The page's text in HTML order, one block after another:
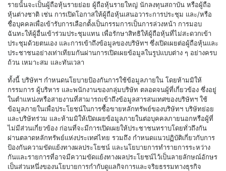
รายนั้นจะเป็นผู้ถือหุ้นรายย่อย ผู้ถือหุ้นรายใหญ่ นักลงทุนสถาบัน หรือผู้ถือ
หุ้นต่างชาติ เช่น การเปิดโอกาสให้ผู้ถือหุ้นเสนอวาระการประชุม และ/หรือ
ชื่อบุคคลเพื่อเข้ารับการเลือกตั้งเป็นกรรมการเป็นการล่วงหน้า การมอบ
ฉันทะให้ผู้อื่นเข้าร่วมประชุมแทน เพื่อรักษาสิทธิให้ผู้ถือหุ้นที่ไม่สะดวกเข้า
ประชุมด้วยตนเอง และการเข้าถึงข้อมูลของบริษัทฯ ซึ่งเปิดเผยต่อผู้ถือหุ้นและ
ประชาชนอย่างเท่าเทียมกันผ่านการเปิดเผยข้อมูลในรูปแบบต่าง ๆ อย่างครบ
ถ้วน เหมาะสม และทันเวลา
ทั้งนี้ บริษัทฯ กำหนดนโยบายป้องกันการใช้ข้อมูลภายใน โดยห้ามมิให้
กรรมการ ผู้บริหาร และพนักงานของกลุ่มบริษัท ตลอดจนผู้ที่เกี่ยวข้อง ซึ่งอยู่
ในตำแหน่งหรือสายงานที่สามารถเข้าถึงข้อมูลสารสนเทศของบริษัทฯ ใช้
ข้อมูลภายในเพื่อประโยชน์ในการซื้อขายหลักทรัพย์ของบริษัทฯ บริษัทย่อย
และบริษัทร่วม และห้ามมิให้เปิดเผยข้อมูลภายในต่อบุคคลภายนอกหรือผู้ที่
ไม่มีส่วนเกี่ยวข้อง ก่อนที่จะมีการเปิดเผยให้ประชาชนทราบโดยทั่วถึงกัน
ผ่านตลาดหลักทรัพย์แห่งประเทศไทย รวมถึง กำหนดแนวปฏิบัติเกี่ยวกับการ
ป้องกันความขัดแย้งทางผลประโยชน์ และนโยบายการทำรายการระหว่าง
กันและรายการที่อาจมีความขัดแย้งทางผลประโยชน์ไว้เป็นลายลักษณ์อักษร
เป็นส่วนหนึ่งของนโยบายการกำกับดูแลกิจการและจริยธรรมทางธุรกิจ